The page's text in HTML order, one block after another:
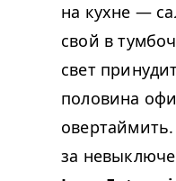
на кухне —
свой в
свет
половина
за